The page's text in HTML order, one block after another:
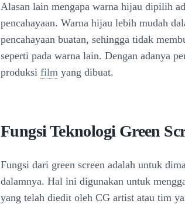
Alasan lain mengapa warna hijau dipilih
pencahayaan. Warna hijau lebih mudah
pencahayaan buatan, sehingga tidak
seperti pada warna lain. Dengan adanya
produksi film yang dibuat.
Fungsi Teknologi Green
Fungsi dari green screen adalah untuk
dalamnya. Hal ini digunakan untuk
yang telah diedit oleh CG artist atau tim